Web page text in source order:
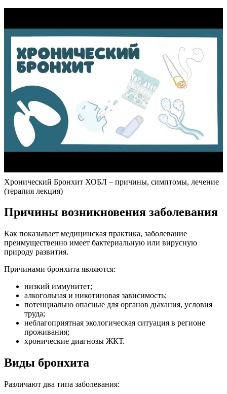
Хронический Бронхит ХОБЛ – причины, симптомы, лечение
(терапия лекция)
Причины возникновения заболевания
Как показывает медицинская практика, заболевание
преимущественно имеет бактериальную или вирусную
природу развития.
Причинами бронхита являются:
низкий иммунитет;
алкогольная и никотиновая зависимость;
потенциально опасные для органов дыхания, условия
труда;
неблагоприятная экологическая ситуация в регионе
проживания;
хронические диагнозы ЖКТ.
Виды бронхита
Различают два типа заболевания: